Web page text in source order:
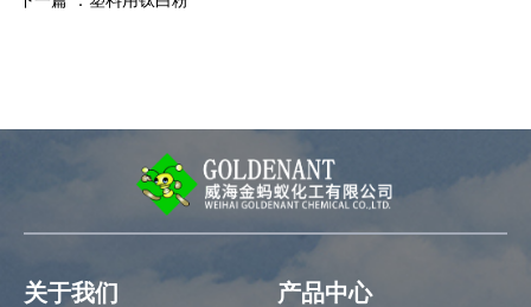
关于我们 产品中心